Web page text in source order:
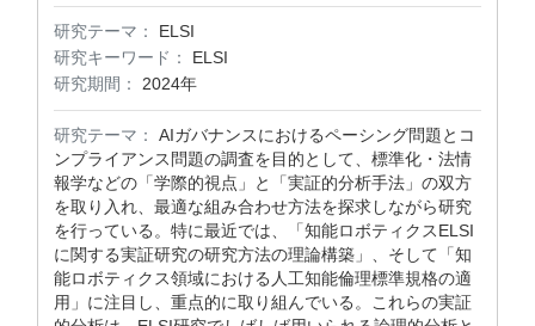
研究テーマ：
ELSI
研究キーワード：
ELSI
研究期間：
2024年
研究テーマ：
AIガバナンスにおけるペーシング問題とコ
ンプライアンス問題の調査を目的として、標準化・法情
報学などの「学際的視点」と「実証的分析手法」の双方
を取り入れ、最適な組み合わせ方法を探求しながら研究
を行っている。特に最近では、「知能ロボティクスELSI
に関する実証研究の研究方法の理論構築」、そして「知
能ロボティクス領域における人工知能倫理標準規格の適
用」に注目し、重点的に取り組んでいる。これらの実証